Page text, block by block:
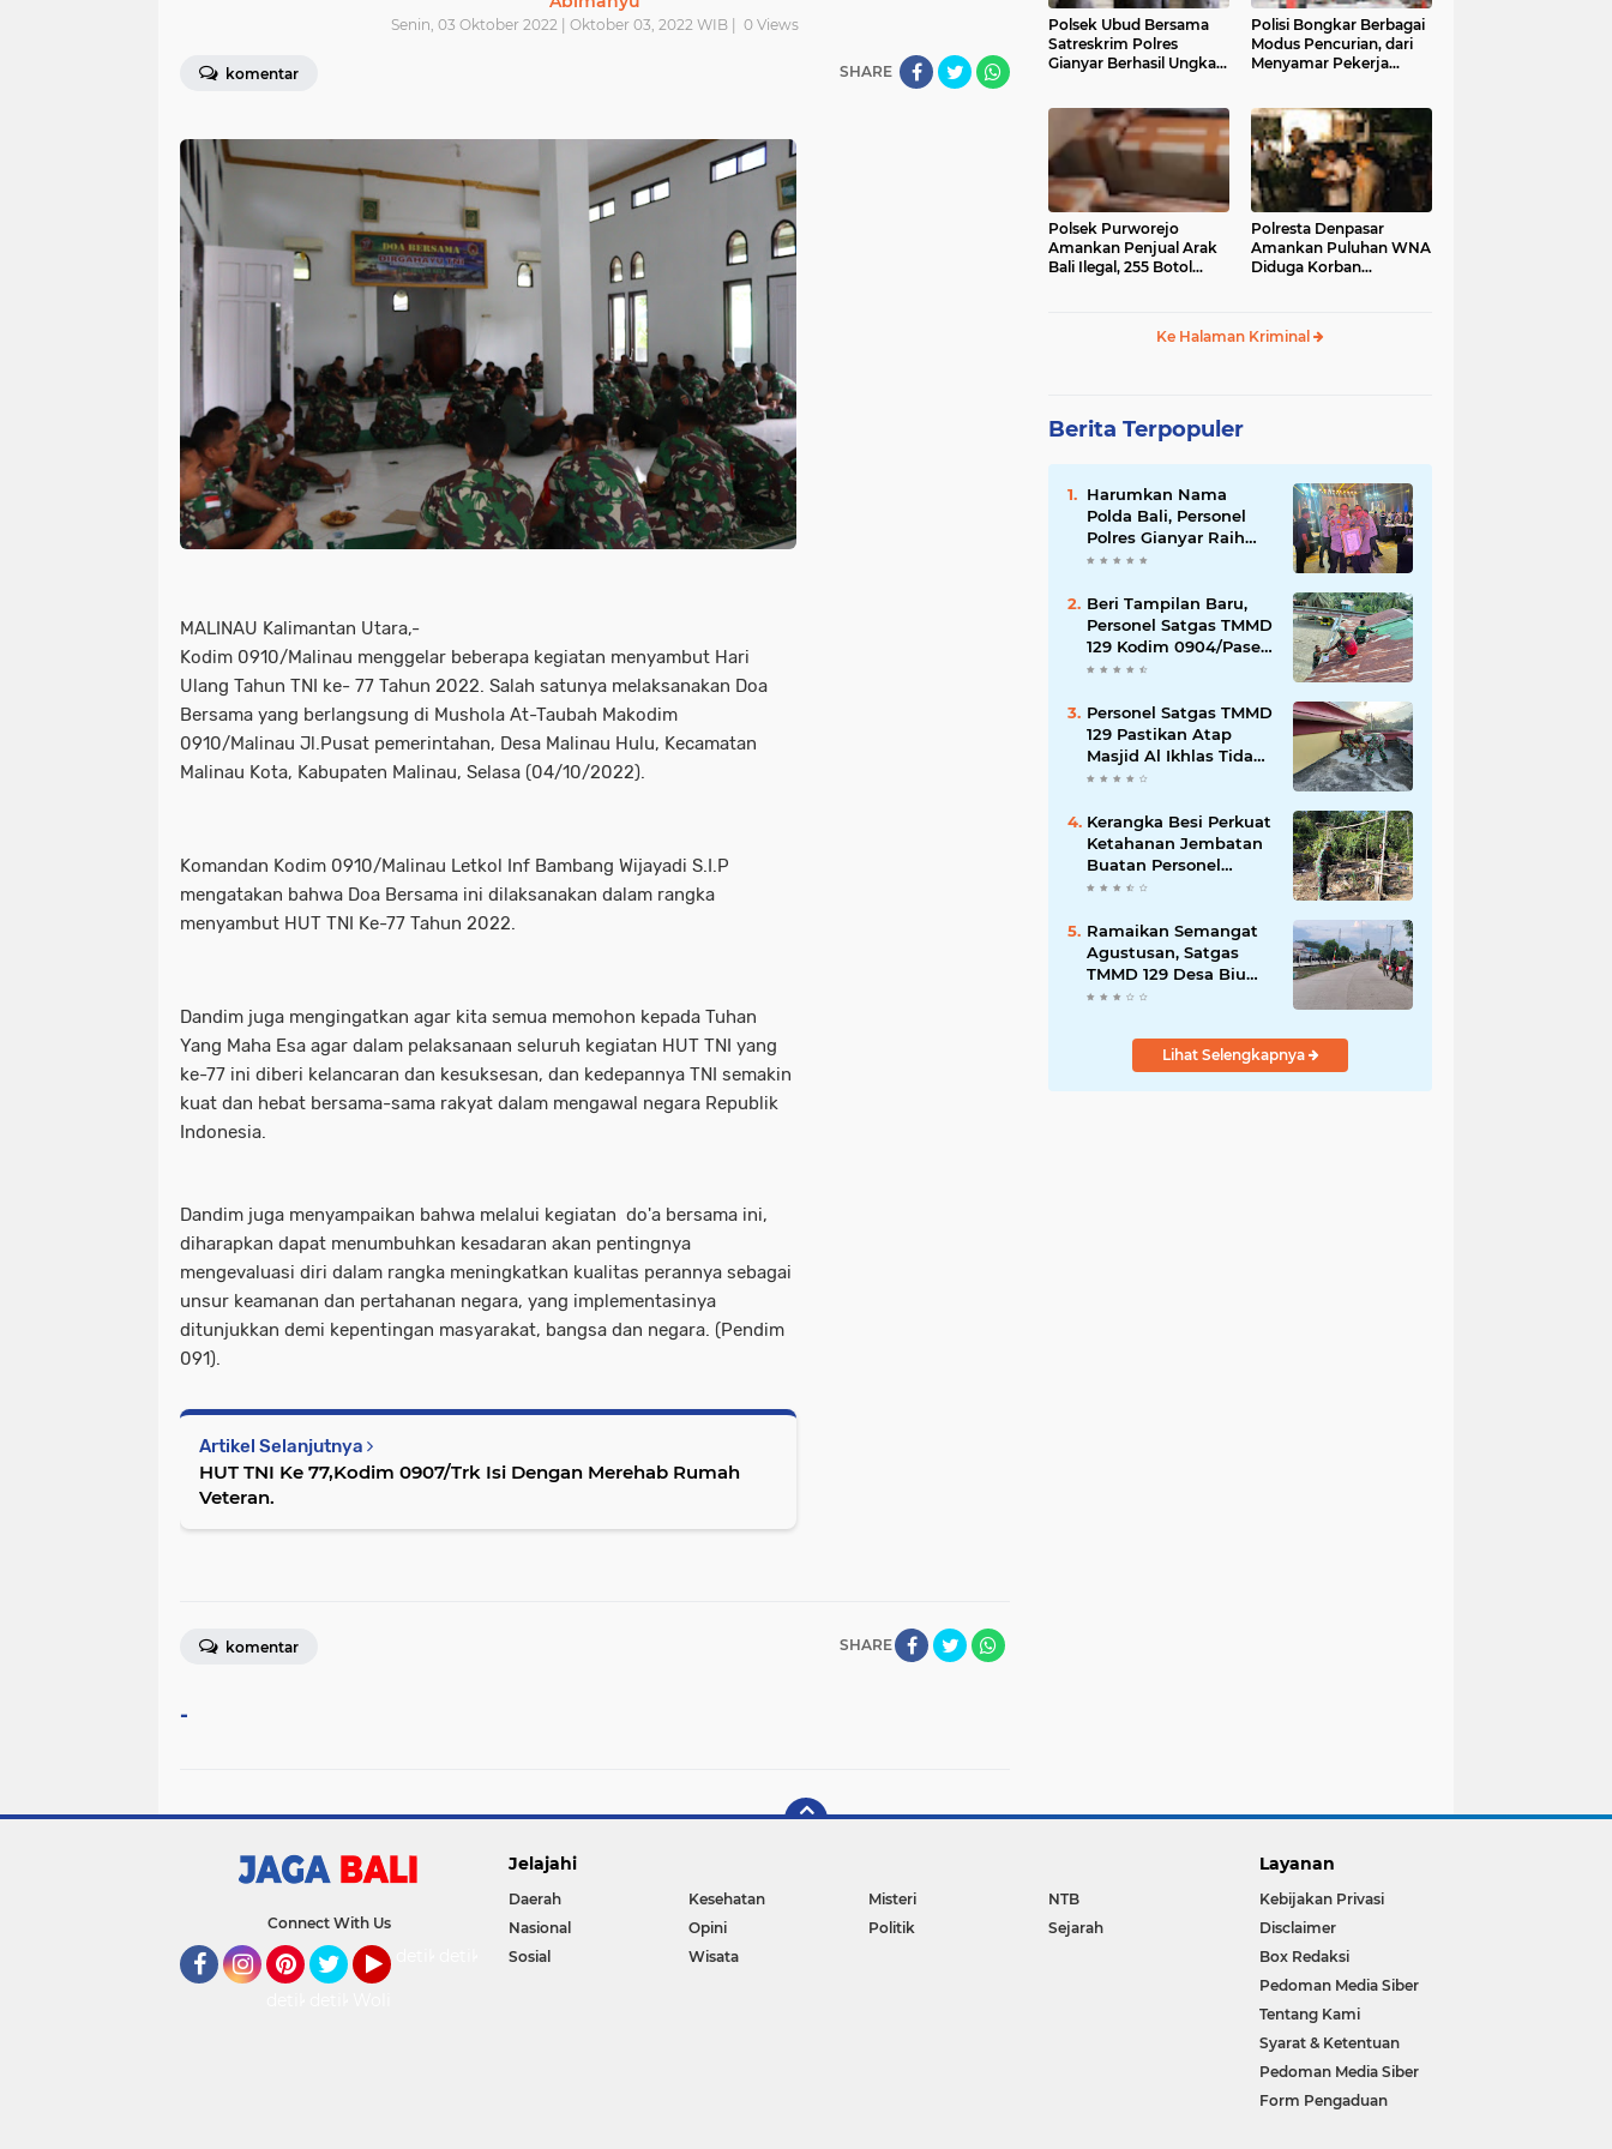
Senin, 03 Oktober 2022 | Oktober 03, 2022 WIB | 0 Views
komentar SHARE
MALINAU Kalimantan Utara,-
Kodim 0910/Malinau menggelar beberapa kegiatan menyambut Hari
Ulang Tahun TNI ke- 77 Tahun 2022. Salah satunya melaksanakan Doa
Bersama yang berlangsung di Mushola At-Taubah Makodim
0910/Malinau Jl.Pusat pemerintahan, Desa Malinau Hulu, Kecamatan
Malinau Kota, Kabupaten Malinau, Selasa (04/10/2022).
Komandan Kodim 0910/Malinau Letkol Inf Bambang Wijayadi S.I.P
mengatakan bahwa Doa Bersama ini dilaksanakan dalam rangka
menyambut HUT TNI Ke-77 Tahun 2022.
Dandim juga mengingatkan agar kita semua memohon kepada Tuhan
Yang Maha Esa agar dalam pelaksanaan seluruh kegiatan HUT TNI yang
ke-77 ini diberi kelancaran dan kesuksesan, dan kedepannya TNI semakin
kuat dan hebat bersama-sama rakyat dalam mengawal negara Republik
Indonesia.
Dandim juga menyampaikan bahwa melalui kegiatan do'a bersama ini,
diharapkan dapat menumbuhkan kesadaran akan pentingnya
mengevaluasi diri dalam rangka meningkatkan kualitas perannya sebagai
unsur keamanan dan pertahanan negara, yang implementasinya
ditunjukkan demi kepentingan masyarakat, bangsa dan negara. (Pendim
091).
Artikel Selanjutnya
HUT TNI Ke 77,Kodim 0907/Trk Isi Dengan Merehab Rumah
Veteran.
SHARE
komentar
-
Polsek Ubud Bersama
Satreskrim Polres
Gianyar Berhasil Ungkap
Polisi Bongkar Berbagai
Modus Pencurian, dari
Menyamar Pekerja
Polsek Purworejo
Amankan Penjual Arak
Bali Ilegal, 255 Botol
Polresta Denpasar
Amankan Puluhan WNA
Diduga Korban
Ke Halaman Kriminal
Berita Terpopuler
Harumkan Nama
Polda Bali, Personel
Polres Gianyar Raih
Penghargaan
Beri Tampilan Baru,
Personel Satgas TMMD
129 Kodim 0904/Paser
Cat Atap Rumah
Personel Satgas TMMD
129 Pastikan Atap
Masjid Al Ikhlas Tidak
Bocor Lagi
Kerangka Besi Perkuat
Ketahanan Jembatan
Buatan Personel
TMMD 129
Ramaikan Semangat
Agustusan, Satgas
TMMD 129 Desa Biu
Hiasi Jalanan Desa
Lihat Selengkapnya
Connect With Us
detikTravel
Jelajahi
Daerah Kesehatan Misteri
NTB
Nasional
Opini Politik
Sejarah
Sosial
Wisata
Layanan
Kebijakan Privasi
Disclaimer
Box Redaksi
Pedoman Media Siber
Tentang Kami
Syarat & Ketentuan
Pedoman Media Siber
Form Pengaduan